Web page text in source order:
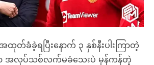
ခံခဲ့ရပြီးနောက် ၃ နှစ်နီးပါးကြာတဲ့
အလုပ်သစ်လက်မခံသေးပဲ မှန်ကန်တဲ့